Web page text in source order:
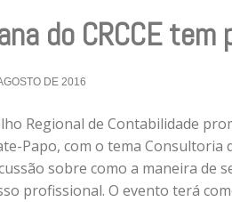
do CRCCE
DE 2016
Regional de Contabilidade
Papo, com o tema Consultoria
sobre como a maneira de
profissional. O evento terá